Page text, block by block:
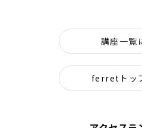
講座一覧
ferretトッ